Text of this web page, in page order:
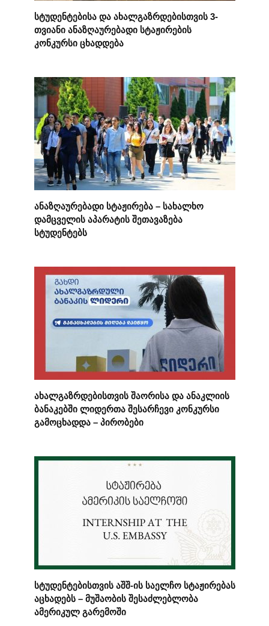
სტუდენტებისა და ახალგაზრდებისთვის 3-
თვიანი ანაზღაურებადი სტაჟირების
კონკურსი ცხადდება
ანაზღაურებადი სტაჟირება – სახალხო
დამცველის აპარატის შეთავაზება
სტუდენტებს
ახალგაზრდებისთვის შაორისა და ანაკლიის
ბანაკებში ლიდერთა შესარჩევი კონკურსი
გამოცხადდა – პირობები
სტუდენტებისთვის აშშ-ის საელჩო სტაჟირებას
აცხადებს – მუშაობის შესაძლებლობა
ამერიკულ გარემოში